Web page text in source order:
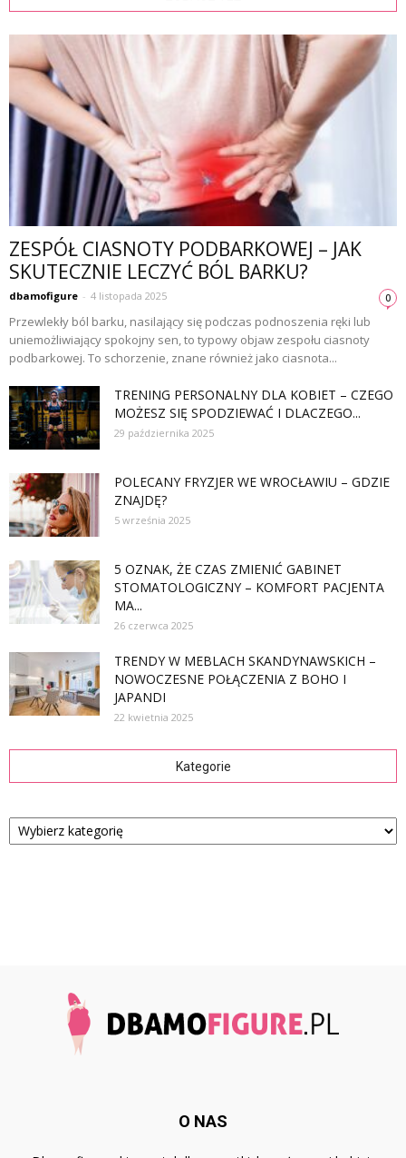
ZESPÓŁ CIASNOTY PODBARKOWEJ – JAK
SKUTECZNIE LECZYĆ BÓL BARKU?
dbamofigure - 4 listopada 2025 0
Przewlekły ból barku, nasilający się podczas podnoszenia ręki lub
uniemożliwiający spokojny sen, to typowy objaw zespołu ciasnoty
podbarkowej. To schorzenie, znane również jako ciasnota...
TRENING PERSONALNY DLA KOBIET – CZEGO
MOŻESZ SIĘ SPODZIEWAĆ I DLACZEGO...
29 października 2025
POLECANY FRYZJER WE WROCŁAWIU – GDZIE
ZNAJDĘ?
5 września 2025
5 OZNAK, ŻE CZAS ZMIENIĆ GABINET
STOMATOLOGICZNY – KOMFORT PACJENTA
MA...
26 czerwca 2025
TRENDY W MEBLACH SKANDYNAWSKICH –
NOWOCZESNE POŁĄCZENIA Z BOHO I
JAPANDI
22 kwietnia 2025
Kategorie
Kategorie
O NAS